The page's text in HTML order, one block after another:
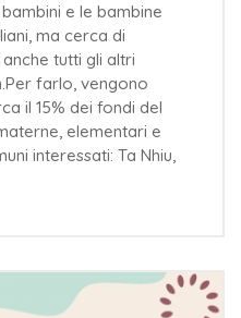
e le bambine
ma cerca di
tutti gli altri
farlo, vengono
il 15% dei fondi del
elementari e
interessati: Ta Nhiu,